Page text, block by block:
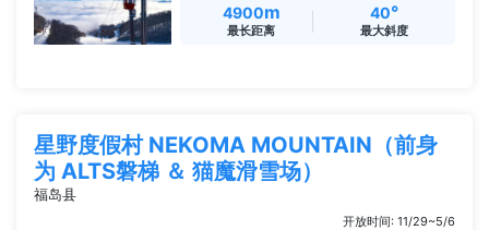
4900m
最长距离
40°
最大斜度
星野度假村 NEKOMA MOUNTAIN（前身
为 ALTS磐梯 ＆ 猫魔滑雪场）
福岛县
开放时间: 11/29~5/6